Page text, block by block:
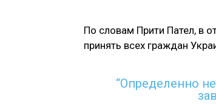
По словам Прити Пател, в
принять всех граждан
“Определенно